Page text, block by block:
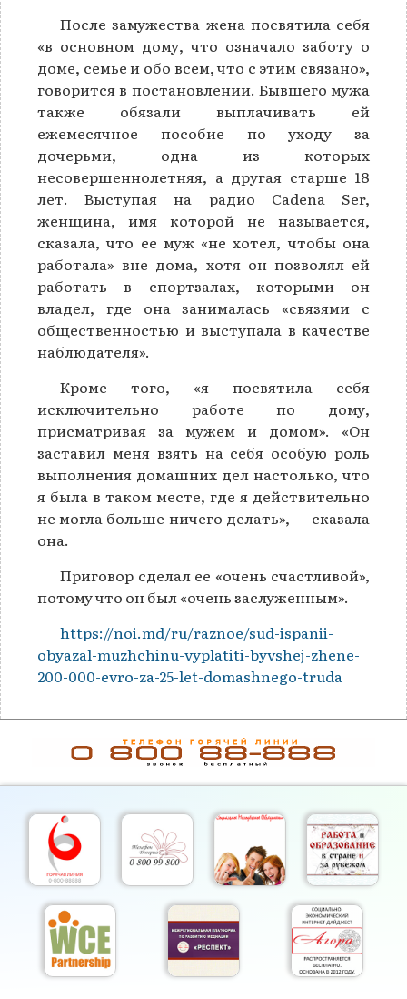
После замужества жена посвятила себя
«в основном дому, что означало заботу о
доме, семье и обо всем, что с этим связано»,
говорится в постановлении. Бывшего мужа
также обязали выплачивать ей
ежемесячное пособие по уходу за
дочерьми, одна из которых
несовершеннолетняя, а другая старше 18
лет. Выступая на радио Cadena Ser,
женщина, имя которой не называется,
сказала, что ее муж «не хотел, чтобы она
работала» вне дома, хотя он позволял ей
работать в спортзалах, которыми он
владел, где она занималась «связями с
общественностью и выступала в качестве
наблюдателя».
Кроме того, «я посвятила себя
исключительно работе по дому,
присматривая за мужем и домом». «Он
заставил меня взять на себя особую роль
выполнения домашних дел настолько, что
я была в таком месте, где я действительно
не могла больше ничего делать», — сказала
она.
Приговор сделал ее «очень счастливой»,
потому что он был «очень заслуженным».
https://noi.md/ru/raznoe/sud-ispanii-
obyazal-muzhchinu-vyplatiti-byvshej-zhene-
200-000-evro-za-25-let-domashnego-truda